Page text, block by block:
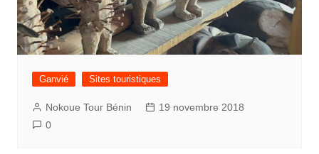
Ganvié Sites touristiques
Nokoue Tour Bénin
19 novembre 2018
0